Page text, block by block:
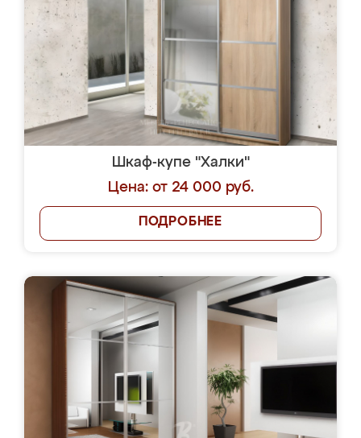
Шкаф-купе "Халки"
Цена: от 24 000 руб.
ПОДРОБНЕЕ